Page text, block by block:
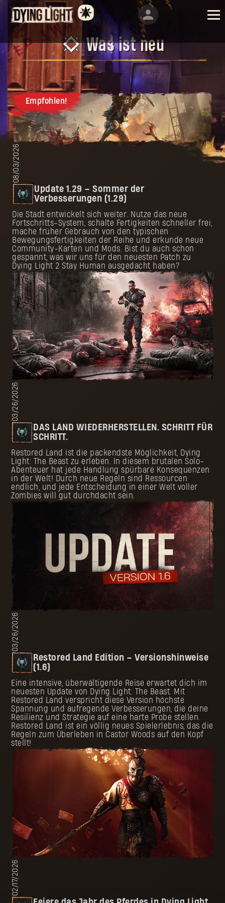
Was ist neu
08/03/2026
Update 1.29 – Sommer der
Verbesserungen (1.29)
Die Stadt entwickelt sich weiter. Nutze das neue
Fortschritts-System, schalte Fertigkeiten schneller frei,
mache früher Gebrauch von den typischen
Bewegungsfertigkeiten der Reihe und erkunde neue
Community-Karten und Mods. Bist du auch schon
gespannt, was wir uns für den neuesten Patch zu
Dying Light 2 Stay Human ausgedacht haben?
Empfohlen!
03/26/2026
DAS LAND WIEDERHERSTELLEN. SCHRITT FÜR
SCHRITT.
Restored Land ist die packendste Möglichkeit, Dying
Light: The Beast zu erleben. In diesem brutalen Solo-
Abenteuer hat jede Handlung spürbare Konsequenzen
in der Welt! Durch neue Regeln sind Ressourcen
endlich, und jede Entscheidung in einer Welt voller
Zombies will gut durchdacht sein.
03/26/2026
Restored Land Edition – Versionshinweise
(1.6)
Eine intensive, überwältigende Reise erwartet dich im
neuesten Update von Dying Light: The Beast. Mit
Restored Land verspricht diese Version höchste
Spannung und aufregende Verbesserungen, die deine
Resilienz und Strategie auf eine harte Probe stellen.
Restored Land ist ein völlig neues Spielerlebnis, das die
Regeln zum Überleben in Castor Woods auf den Kopf
stellt!
02/17/2026